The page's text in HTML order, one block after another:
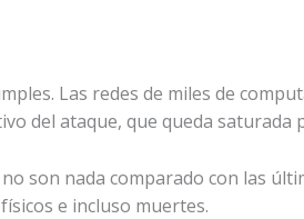
Las redes de miles de
del ataque, que queda
son nada comparado con las
e incluso muertes.